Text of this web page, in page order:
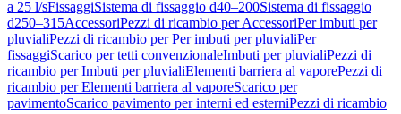
a 25 l/sFissaggiSistema di fissaggio d40–200Sistema di fissaggio
d250–315AccessoriPezzi di ricambio per AccessoriPer imbuti per
pluvialiPezzi di ricambio per Per imbuti per pluvialiPer
fissaggiScarico per tetti convenzionaleImbuti per pluvialiPezzi di
ricambio per Imbuti per pluvialiElementi barriera al vaporePezzi di
ricambio per Elementi barriera al vaporeScarico per
pavimentoScarico pavimento per interni ed esterniPezzi di ricambio